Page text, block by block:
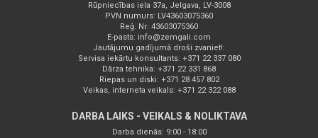
Rūpniecības iela 37a, Jelgava, LV-3008
PVN numurs: LV43603075360
Reģ. Nr: 43603075360
E-pasts: info@zemgali.com
Jautājumu gadījumā droši zvaniet!:
Servisa iekārtu konsultants: +371 22 337 080
Dārza tehnika: +371 22 331 868
Riepas un diski: +371 28 457 802
Veikas, interneta veikals: +371 22 322 088
DARBA LAIKS - VEIKALS & NOLIKTAVA
Darba dienās: 9:00 - 18:00